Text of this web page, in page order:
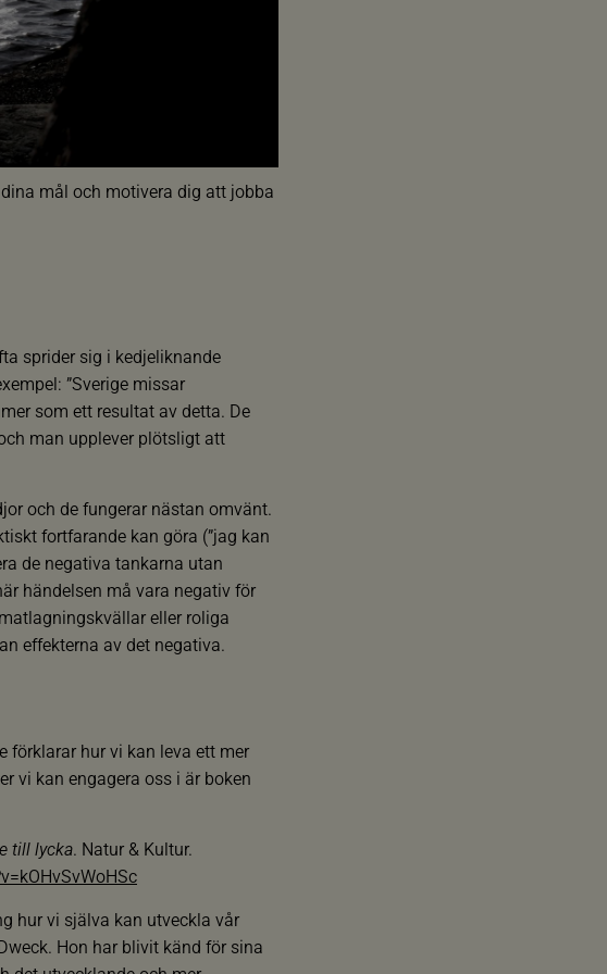
mål och motivera dig att jobba
sprider sig i kedjeliknande
”Sverige missar
som ett resultat av detta. De
man upplever plötsligt att
och de fungerar nästan omvänt.
fortfarande kan göra (”jag kan
de negativa tankarna utan
händelsen må vara negativ för
eller roliga
effekterna av det negativa.
förklarar hur vi kan leva ett mer
vi kan engagera oss i är boken
till lycka. Natur & Kultur.
hur vi själva kan utveckla vår
Hon har blivit känd för sina